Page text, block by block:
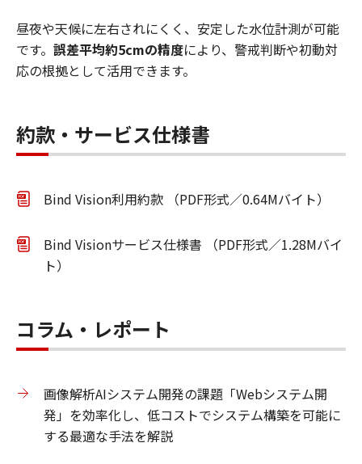
昼夜や天候に左右されにくく、安定した水位計測が可能
です。 誤差平均約5cmの精度により、警戒判断や初動対
応の根拠として活用できます。
約款・サービス仕様書
Bind Vision利用約款 （PDF形式／0.64Mバイト）
Bind Visionサービス仕様書 （PDF形式／1.28Mバイ
ト）
コラム・レポート
画像解析AIシステム開発の課題「Webシステム開
発」を効率化し、低コストでシステム構築を可能に
する最適な手法を解説